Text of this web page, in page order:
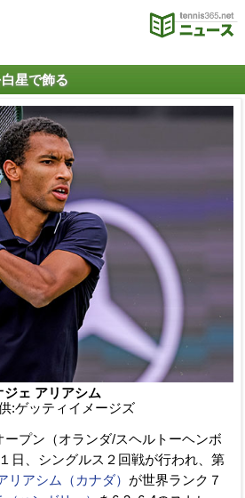
星で飾る
ジェ アリアシム
:ゲッティイメージズ
プン（オランダ/スヘルトーヘンボ
日、シングルス２回戦が行われ、第
リアシム（カナダ） が世界ランク７